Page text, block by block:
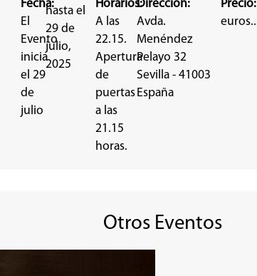
Fecha:
El
Evento
inicia
el 29
de
julio
hasta el
29 de
julio,
2025
Horarios:
A las
22.15.
Apertura
de
puertas
a las
21.15
horas.
Dirección:
Avda.
Menéndez
Pelayo 32
Sevilla - 41003
España
Precio:
euros..
Otros Eventos